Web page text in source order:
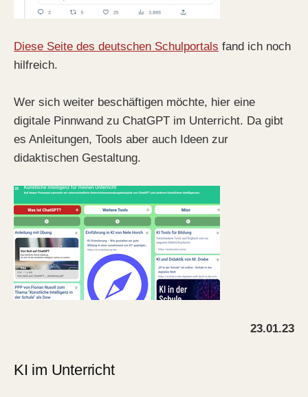
Diese Seite des deutschen Schulportals fand ich noch
hilfreich.
Wer sich weiter beschäftigen möchte, hier eine
digitale Pinnwand zu ChatGPT im Unterricht. Da gibt
es Anleitungen, Tools aber auch Ideen zur
didaktischen Gestaltung.
23.01.23
KI im Unterricht